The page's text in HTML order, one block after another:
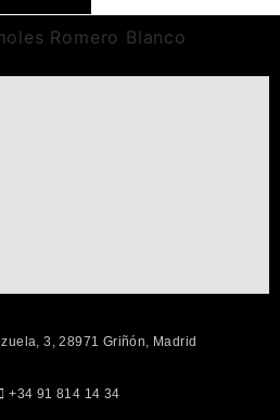
3, 28971 Griñón, Madrid
+34 91 814 14 34